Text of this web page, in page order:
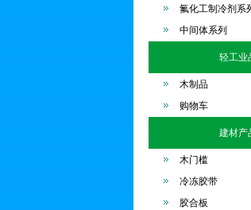
氟化工制冷剂系
中间体系列
轻工业
木制品
购物车
建材产
木门槛
冷冻胶带
胶合板